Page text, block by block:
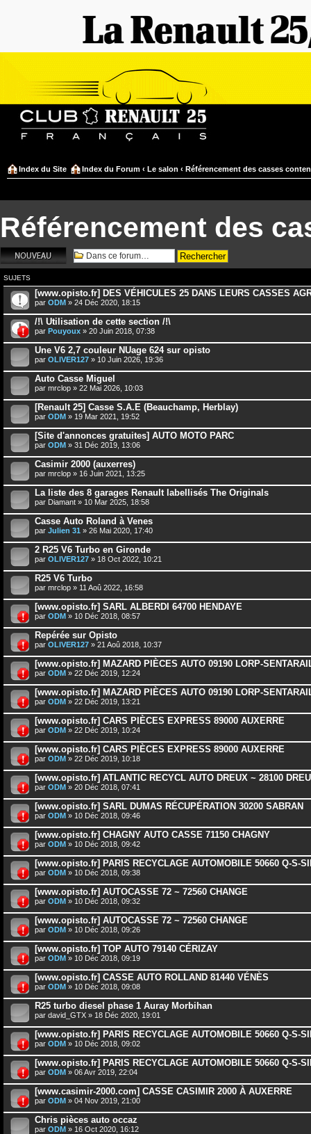
Index du Site Index du Forum ‹ Le salon ‹ Référencement des casses
Référencement des
Écrire un nouveau
sujet
SUJETS
[www.opisto.fr] DES VÉHICULES 25 DANS LEURS CASSES
par ODM » 24 Déc 2020, 18:15
/!\ Utilisation de cette section /!\
par Pouyoux » 20 Juin 2018, 07:38
Une V6 2,7 couleur NUage 624 sur opisto
par OLIVER127 » 10 Juin 2026, 19:36
Auto Casse Miguel
par mrclop » 22 Mai 2026, 10:03
[Renault 25] Casse S.A.E (Beauchamp, Herblay)
par ODM » 19 Mar 2021, 19:52
[Site d'annonces gratuites] AUTO MOTO PARC
par ODM » 31 Déc 2019, 13:06
Casimir 2000 (auxerres)
par mrclop » 16 Juin 2021, 13:25
La liste des 8 garages Renault labellisés The Originals
par Diamant » 10 Mar 2025, 18:58
Casse Auto Roland à Venes
par Julien 31 » 26 Mai 2020, 17:40
2 R25 V6 Turbo en Gironde
par OLIVER127 » 18 Oct 2022, 10:21
R25 V6 Turbo
par mrclop » 11 Aoû 2022, 16:58
[www.opisto.fr] SARL ALBERDI 64700 HENDAYE
par ODM » 10 Déc 2018, 08:57
Repérée sur Opisto
par OLIVER127 » 21 Aoû 2018, 10:37
[www.opisto.fr] MAZARD PIÈCES AUTO 09190 LORP-
par ODM » 22 Déc 2019, 12:24
[www.opisto.fr] MAZARD PIÈCES AUTO 09190 LORP-
par ODM » 22 Déc 2019, 13:21
[www.opisto.fr] CARS PIÈCES EXPRESS 89000 AUXERRE
par ODM » 22 Déc 2019, 10:24
[www.opisto.fr] CARS PIÈCES EXPRESS 89000 AUXERRE
par ODM » 22 Déc 2019, 10:18
[www.opisto.fr] ATLANTIC RECYCL AUTO DREUX ~ 28100
par ODM » 20 Déc 2018, 07:41
[www.opisto.fr] SARL DUMAS RÉCUPÉRATION 30200 SABRAN
par ODM » 10 Déc 2018, 09:46
[www.opisto.fr] CHAGNY AUTO CASSE 71150 CHAGNY
par ODM » 10 Déc 2018, 09:42
[www.opisto.fr] PARIS RECYCLAGE AUTOMOBILE 50660 Q-S-
par ODM » 10 Déc 2018, 09:38
[www.opisto.fr] AUTOCASSE 72 ~ 72560 CHANGE
par ODM » 10 Déc 2018, 09:32
[www.opisto.fr] AUTOCASSE 72 ~ 72560 CHANGE
par ODM » 10 Déc 2018, 09:26
[www.opisto.fr] TOP AUTO 79140 CÉRIZAY
par ODM » 10 Déc 2018, 09:19
[www.opisto.fr] CASSE AUTO ROLLAND 81440 VÉNÈS
par ODM » 10 Déc 2018, 09:08
R25 turbo diesel phase 1 Auray Morbihan
par david_GTX » 18 Déc 2020, 19:01
[www.opisto.fr] PARIS RECYCLAGE AUTOMOBILE 50660 Q-S-
par ODM » 10 Déc 2018, 09:02
[www.opisto.fr] PARIS RECYCLAGE AUTOMOBILE 50660 Q-S-
par ODM » 06 Avr 2019, 22:04
[www.casimir-2000.com] CASSE CASIMIR 2000 À AUXERRE
par ODM » 04 Nov 2019, 21:00
Chris pièces auto occaz
par ODM » 16 Oct 2020, 16:12